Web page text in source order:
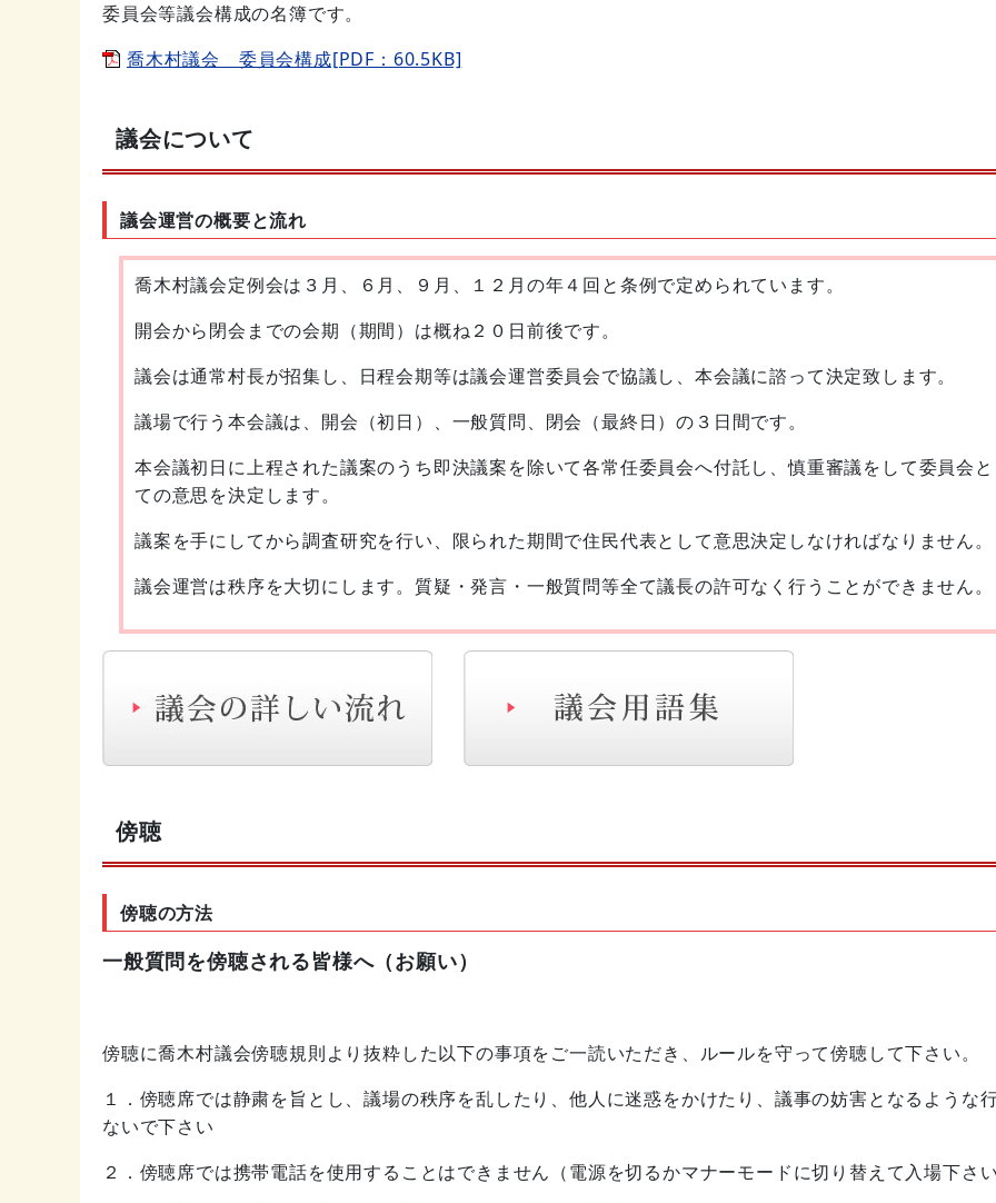
委員会等議会構成の名簿です。
喬木村議会 委員会構成[PDF：60.5KB]
議会について
議会運営の概要と流れ
喬木村議会定例会は３月、６月、９月、１２月の年４回と条例で定められています。
開会から閉会までの会期（期間）は概ね２０日前後です。
議会は通常村長が招集し、日程会期等は議会運営委員会で協議し、本会議に諮って決定致します。
議場で行う本会議は、開会（初日）、一般質問、閉会（最終日）の３日間です。
本会議初日に上程された議案のうち即決議案を除いて各常任委員会へ付託し、慎重審議をして委員会
ての意思を決定します。
議案を手にしてから調査研究を行い、限られた期間で住民代表として意思決定しなければなりません。
議会運営は秩序を大切にします。質疑・発言・一般質問等全て議長の許可なく行うことができません。
傍聴
傍聴の方法
一般質問を傍聴される皆様へ（お願い）
傍聴に喬木村議会傍聴規則より抜粋した以下の事項をご一読いただき、ルールを守って傍聴して下さい。
１．傍聴席では静粛を旨とし、議場の秩序を乱したり、他人に迷惑をかけたり、議事の妨害となるような
ないで下さい
２．傍聴席では携帯電話を使用することはできません（電源を切るかマナーモードに切り替えて入場下さ